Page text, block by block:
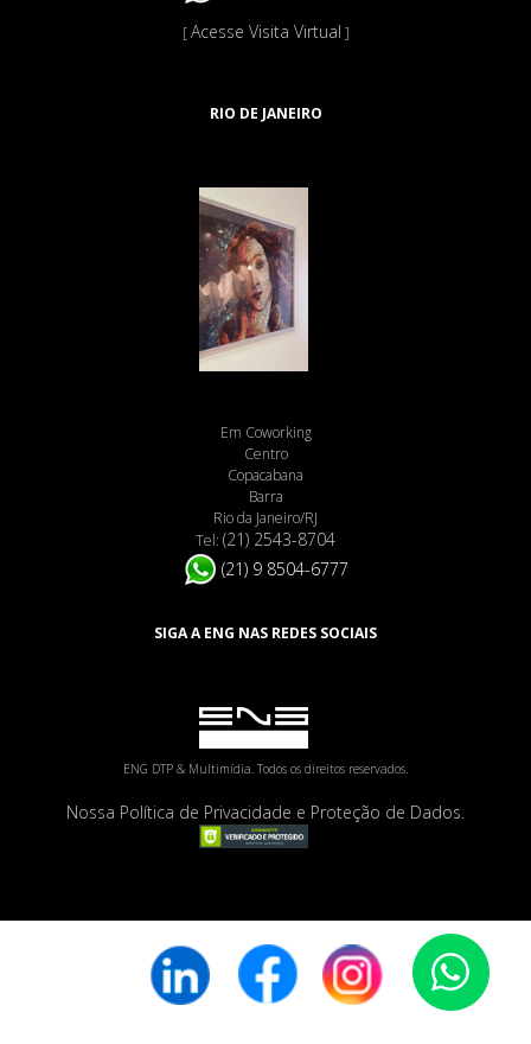
[Acesse Visita Virtual ]
RIO DE JANEIRO
Em Coworking
Centro
Copacabana
Barra
Rio da Janeiro/RJ
Tel: (21) 2543-8704
(21) 9 8504-6777
SIGA A ENG NAS REDES SOCIAIS
ENG DTP & Multimídia. Todos os direitos reservados.
Nossa Política de Privacidade e Proteção de Dados.